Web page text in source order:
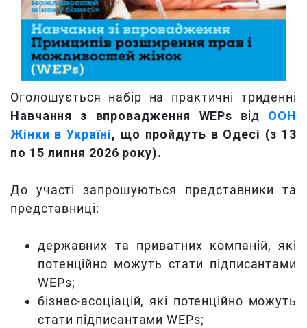
Оголошується набір на практичні триденні
Навчання з впровадження WEPs від ООН
Жінки в Україні, що пройдуть в Одесі (з 13
по 15 липня 2026 року).
До участі запрошуються представники та
представниці:
державних та приватних компаній, які
потенційно можуть стати підписантами
WEPs;
бізнес-асоціацій, які потенційно можуть
стати підписантами WEPs;